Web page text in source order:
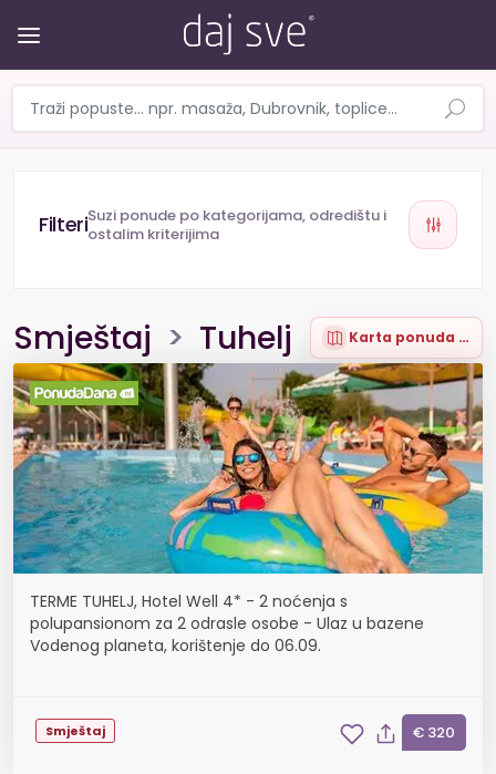
Suzi ponude po kategorijama, odredištu i
ostalim kriterijima
Smještaj > Tuhelj Karta ponuda (13)
TERME TUHELJ, Hotel Well 4* - 2 noćenja s
polupansionom za 2 odrasle osobe - Ulaz u bazene
Vodenog planeta, korištenje do 06.09.
Smještaj € 320